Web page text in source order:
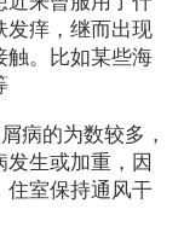
发痒，继而出现
触。比如某些海
病的为数较多，
生或加重，因
住室保持通风干